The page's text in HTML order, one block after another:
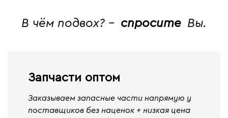
В чём подвох? - спросите Вы.
Запчасти оптом
Заказываем запасные части напрямую у
поставщиков без наценок + низкая цена